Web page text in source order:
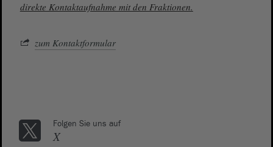
direkte Kontaktaufnahme mit den Fraktionen.
zum Kontaktformular
Folgen Sie uns auf
X